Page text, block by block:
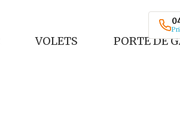
VOLETS PORTE DE